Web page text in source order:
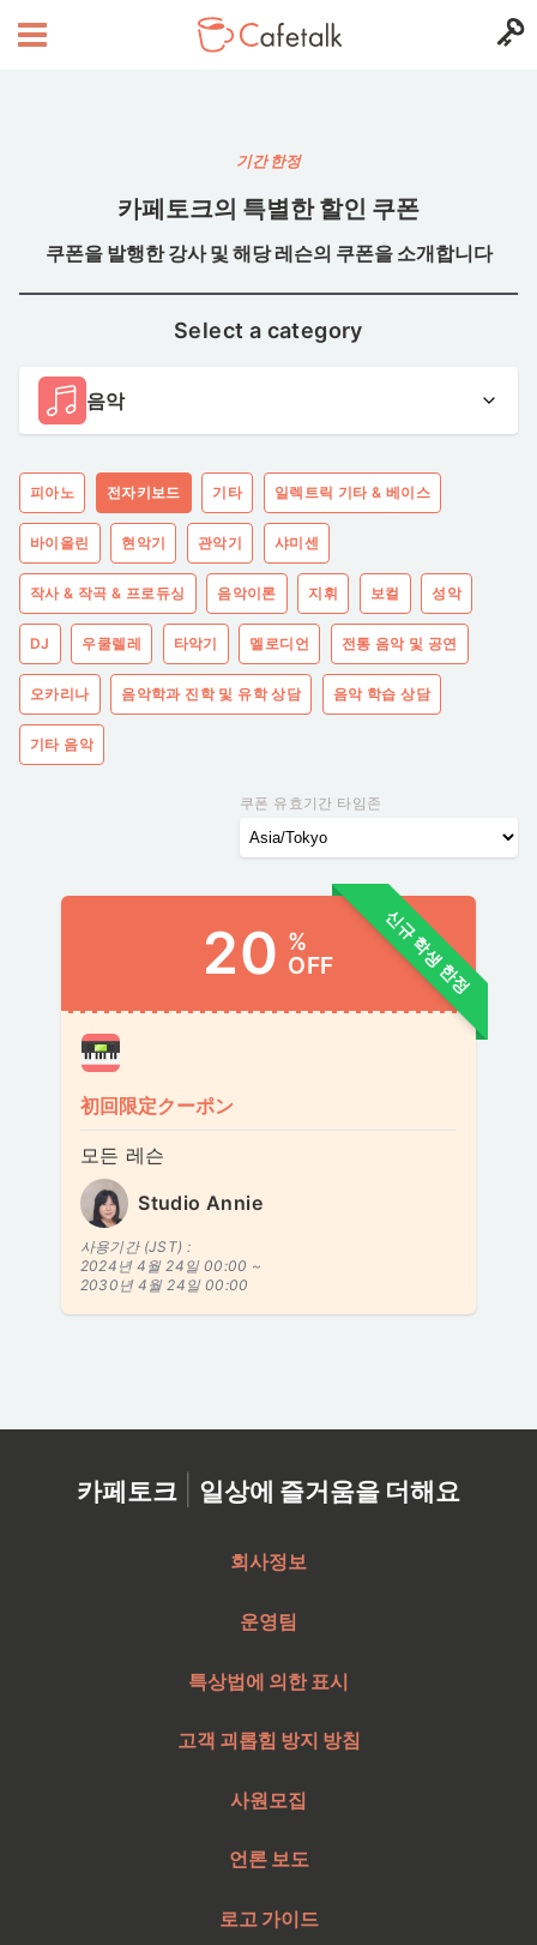
기간 한정
카페토크의 특별한 할인 쿠폰
쿠폰을 발행한 강사 및 해당 레슨의 쿠폰을 소개합니다
Select a category
음악
피아노 전자키보드 기타 일렉트릭 기타 & 베이스
바이올린 현악기 관악기 샤미센
작사 & 작곡 & 프로듀싱 음악이론 지휘 보컬 성악
DJ 우쿨렐레 타악기 멜로디언 전통 음악 및 공연
오카리나 음악학과 진학 및 유학 상담 음악 학습 상담
기타 음악
쿠폰 유효기간 타임존
신규 학생 한정
20 %
OFF
初回限定クーポン
모든 레슨
Studio Annie
사용기간 (JST) :
2024년 4월 24일 00:00 ~
2030년 4월 24일 00:00
카페토크 | 일상에 즐거움을 더해요
회사정보
운영팀
특상법에 의한 표시
고객 괴롭힘 방지 방침
사원모집
언론 보도
로고 가이드